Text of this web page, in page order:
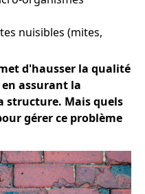
nuisibles (mites,
d'hausser la qualité
assurant la
structure. Mais quels
gérer ce problème